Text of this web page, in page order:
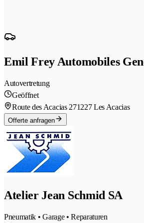
Emil Frey Automobiles
Autovertretung
Geöffnet
Route des Acacias 271227 Les Acacias
Offerte anfragen
Atelier Jean Schmid SA
Pneumatik • Garage • Reparaturen